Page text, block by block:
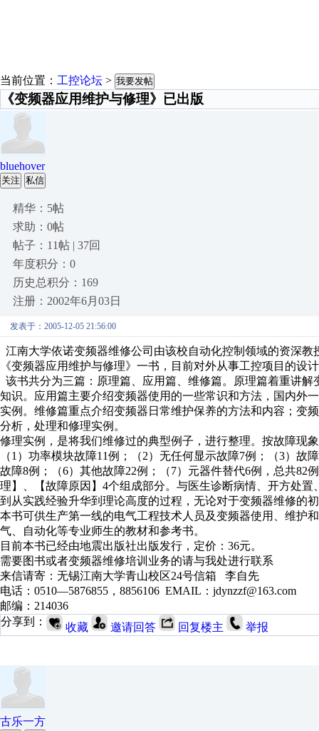
当前位置： 工控论坛 > 我要发帖
《变频器应用维护与修理》已出版
bluehover
关注 私信
精华：5帖
求助：0帖
帖子：11帖 | 37回
年度积分：0
历史总积分：169
注册：2002年6月03日
发表于：2005-12-05 21:56:00
江南大学依诺变频器维修公司由该校自动化控制领域的资深
《变频器应用维护与修理》一书，目前对外从事工控项目的设
该书共分为三篇：原理篇、应用篇、维修篇。原理篇着重讲
知识。应用篇主要介绍变频器使用的一些常识和方法，国内外
实例。维修篇重点介绍变频器日常维护保养的方法和内容；变
分析，处理和修理实例。
修理实例，是将我们维修过的典型例子，进行整理。按故障现
（1）功率模块故障11例；（2）无任何显示故障7例；（3）
故障8例；（6）其他故障22例；（7）元器件替代6例，总共
理】、【故障原因】4个组成部分。与医生诊断病情、开方处
到从实践经验升华到理论高度的过程，无论对于变频器维修的
本书可供生产第一线的电气工程技术人员及变频器使用、维护
气、自动化等专业师生的教材和参考书。
目前本书已经由地震出版社出版发行，定价：36元。
需要图书或者变频器维修培训业务的请与我处进行联系
来信请寄：无锡江南大学青山校区24号信箱 李自先
电话：0510—5876855，8856106 EMAIL：jdynzzf@163.com
邮编：214036
分享到：
收藏 邀请回答 回复楼主 举报
古乐一方